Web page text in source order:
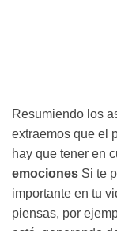
Resumiendo los
extraemos que el
hay que tener en
emociones Si te
importante en tu
piensas, por